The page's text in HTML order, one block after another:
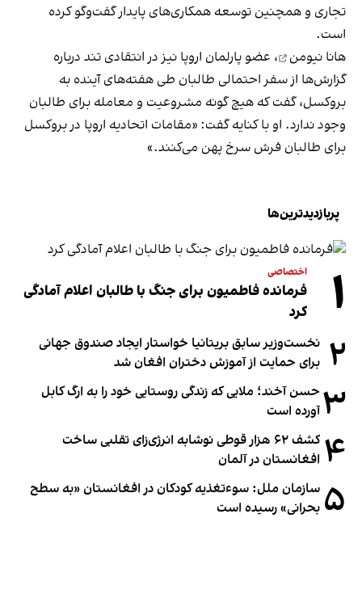
تجاری و همچنین توسعه همکاری‌های پایدار گفت‌وگو کرده
است.
هانا نیومن
، عضو پارلمان اروپا نیز در انتقادی تند درباره
‌گزارش‌ها از سفر احتمالی طالبان طی هفته‌های آینده به
بروکسل، گفت که هیچ گونه مشروعیت و معامله برای طالبان
وجود ندارد. او با کنایه گفت: «مقامات اتحادیه اروپا در بروکسل
برای طالبان فرش سرخ پهن می‌کنند.»
پربازدیدترین‌ها
۱ اختصاصی
فرمانده فاطمیون برای جنگ با طالبان اعلام آمادگی
کرد
۲ نخست‌وزیر سابق بریتانیا خواستار ایجاد صندوق جهانی
برای حمایت از آموزش دختران افغان شد
۳ حسن آخند؛ ملایی که زندگی روستایی خود را به ارگ کابل
آورده است
۴
کشف ۶۲ هزار قوطی نوشابه انرژی‌زای تقلبی ساخت
افغانستان در آلمان
۵ سازمان ملل: سوء‌تغذیه کودکان در افغانستان «به سطح
بحرانی» رسیده است